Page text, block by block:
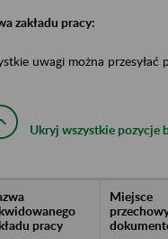
zakładu pracy:
uwagi można przesyłać
Ukryj wszystkie pozycje
pracy
Miejsce